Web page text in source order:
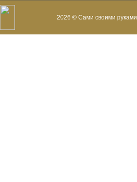
2026 © Сами своими руками